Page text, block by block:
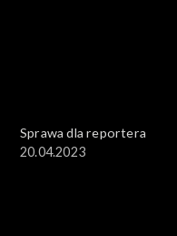
Sprawa dla reportera
20.04.2023